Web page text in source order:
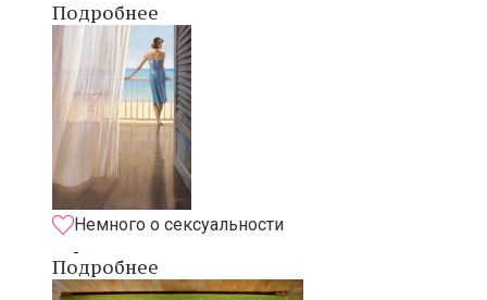
Подробнее
Немного о сексуальности
Подробнее